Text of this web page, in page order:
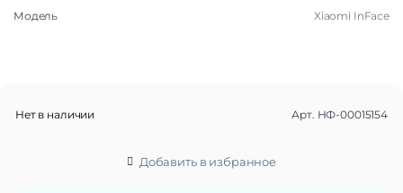
Модель Xiaomi InFace
Нет в наличии Арт. НФ-00015154
Добавить в избранное